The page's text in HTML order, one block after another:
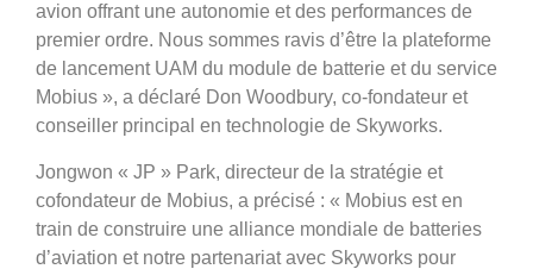
avion offrant une autonomie et des performances de
premier ordre. Nous sommes ravis d’être la plateforme
de lancement UAM du module de batterie et du service
Mobius », a déclaré Don Woodbury, co-fondateur et
conseiller principal en technologie de Skyworks.
Jongwon « JP » Park, directeur de la stratégie et
cofondateur de Mobius, a précisé : « Mobius est en
train de construire une alliance mondiale de batteries
d’aviation et notre partenariat avec Skyworks pour